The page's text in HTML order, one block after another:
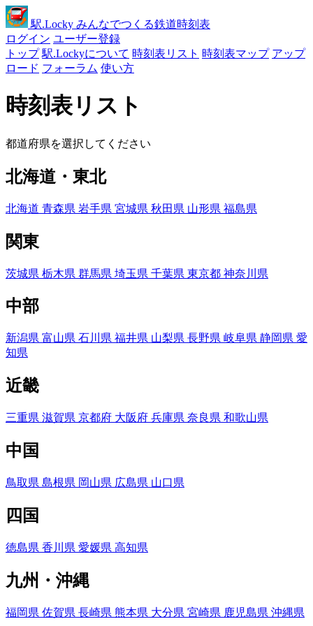
駅.Locky みんなでつくる鉄道時刻表
ログイン ユーザー登録
トップ 駅.Lockyについて 時刻表リスト 時刻表マップ アップ
ロード フォーラム 使い方
時刻表リスト
都道府県を選択してください
北海道・東北
北海道 青森県 岩手県 宮城県 秋田県 山形県 福島県
関東
茨城県 栃木県 群馬県 埼玉県 千葉県 東京都 神奈川県
中部
新潟県 富山県 石川県 福井県 山梨県 長野県 岐阜県 静岡県 愛
知県
近畿
三重県 滋賀県 京都府 大阪府 兵庫県 奈良県 和歌山県
中国
鳥取県 島根県 岡山県 広島県 山口県
四国
徳島県 香川県 愛媛県 高知県
九州・沖縄
福岡県 佐賀県 長崎県 熊本県 大分県 宮崎県 鹿児島県 沖縄県